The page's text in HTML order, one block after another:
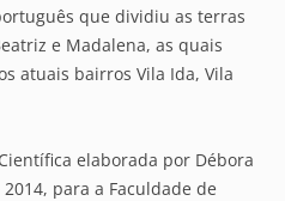
que dividiu as terras
e Madalena, as quais
atuais bairros Vila Ida, Vila
elaborada por Débora
para a Faculdade de